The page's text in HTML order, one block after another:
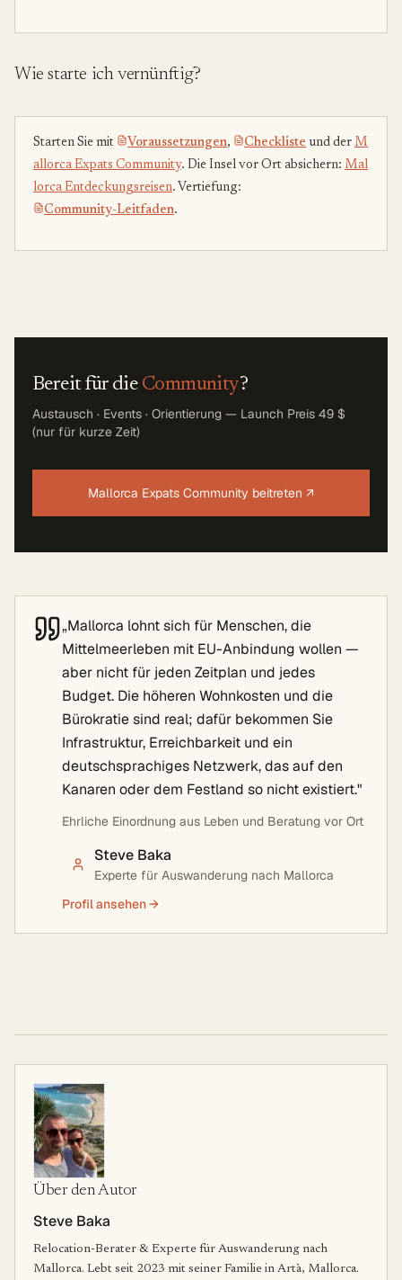
Wie starte ich vernünftig?
Starten Sie mit Voraussetzungen, Checkliste und der M
allorca Expats Community. Die Insel vor Ort absichern: Mal
lorca Entdeckungsreisen. Vertiefung:
Community-Leitfaden.
Bereit für die Community?
Austausch · Events · Orientierung — Launch Preis 49 $
(nur für kurze Zeit)
Mallorca Expats Community beitreten ↗
„Mallorca lohnt sich für Menschen, die
Mittelmeerleben mit EU-Anbindung wollen —
aber nicht für jeden Zeitplan und jedes
Budget. Die höheren Wohnkosten und die
Bürokratie sind real; dafür bekommen Sie
Infrastruktur, Erreichbarkeit und ein
deutschsprachiges Netzwerk, das auf den
Kanaren oder dem Festland so nicht existiert."
Ehrliche Einordnung aus Leben und Beratung vor Ort
Steve Baka
Experte für Auswanderung nach Mallorca
Profil ansehen →
Über den Autor
Steve Baka
Relocation-Berater & Experte für Auswanderung nach
Mallorca. Lebt seit 2023 mit seiner Familie in Artà, Mallorca.